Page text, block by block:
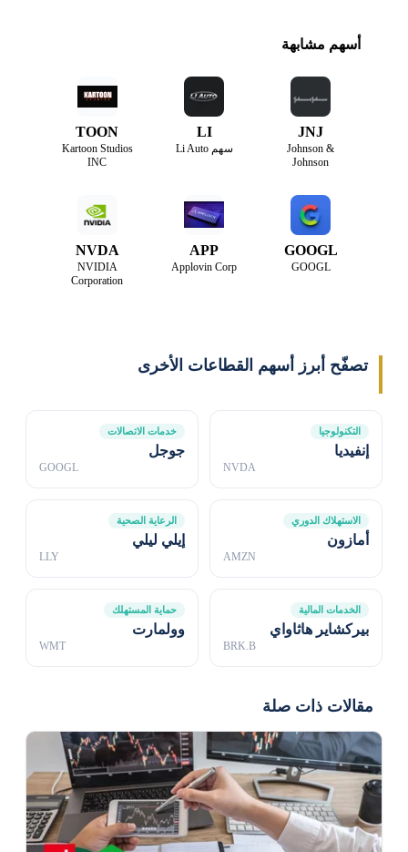
أسهم مشابهة
JNJ
Johnson &
Johnson
LI
سهم Li Auto
TOON
Kartoon Studios
INC
GOOGL
GOOGL
APP
Applovin Corp
NVDA
NVIDIA
Corporation
تصفّح أبرز أسهم القطاعات الأخرى
التكنولوجيا
إنفيديا
NVDA
خدمات الاتصالات
جوجل
GOOGL
الاستهلاك الدوري
أمازون
AMZN
الرعاية الصحية
إيلي ليلي
LLY
الخدمات المالية
بيركشاير هاثاواي
BRK.B
حماية المستهلك
وولمارت
WMT
مقالات ذات صلة